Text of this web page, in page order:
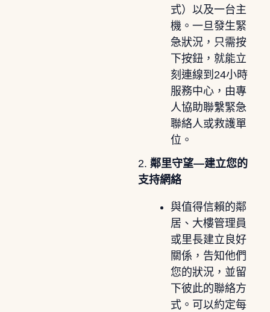
式）以及一台主
機。一旦發生緊
急狀況，只需按
下按鈕，就能立
刻連線到24小時
服務中心，由專
人協助聯繫緊急
聯絡人或救護單
位。
2. 鄰里守望—建立您的
支持網絡
與值得信賴的鄰
居、大樓管理員
或里長建立良好
關係，告知他們
您的狀況，並留
下彼此的聯絡方
式。可以約定每